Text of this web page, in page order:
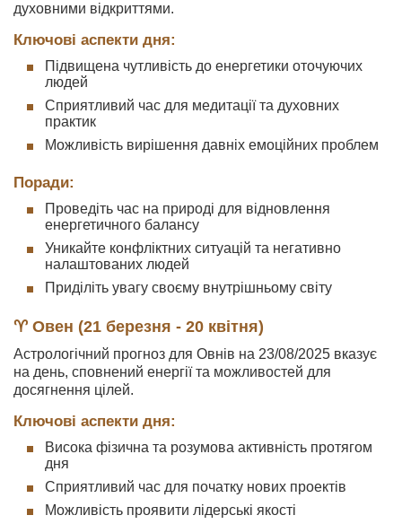
духовними відкриттями.
Ключові аспекти дня:
Підвищена чутливість до енергетики оточуючих
людей
Сприятливий час для медитації та духовних
практик
Можливість вирішення давніх емоційних проблем
Поради:
Проведіть час на природі для відновлення
енергетичного балансу
Уникайте конфліктних ситуацій та негативно
налаштованих людей
Приділіть увагу своєму внутрішньому світу
♈ Овен (21 березня - 20 квітня)
Астрологічний прогноз для Овнів на 23/08/2025 вказує
на день, сповнений енергії та можливостей для
досягнення цілей.
Ключові аспекти дня:
Висока фізична та розумова активність протягом
дня
Сприятливий час для початку нових проектів
Можливість проявити лідерські якості